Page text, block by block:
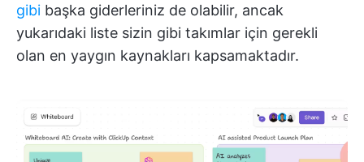
gibi başka giderleriniz de olabilir, ancak
yukarıdaki liste sizin gibi takımlar için gerekli
olan en yaygın kaynakları kapsamaktadır.